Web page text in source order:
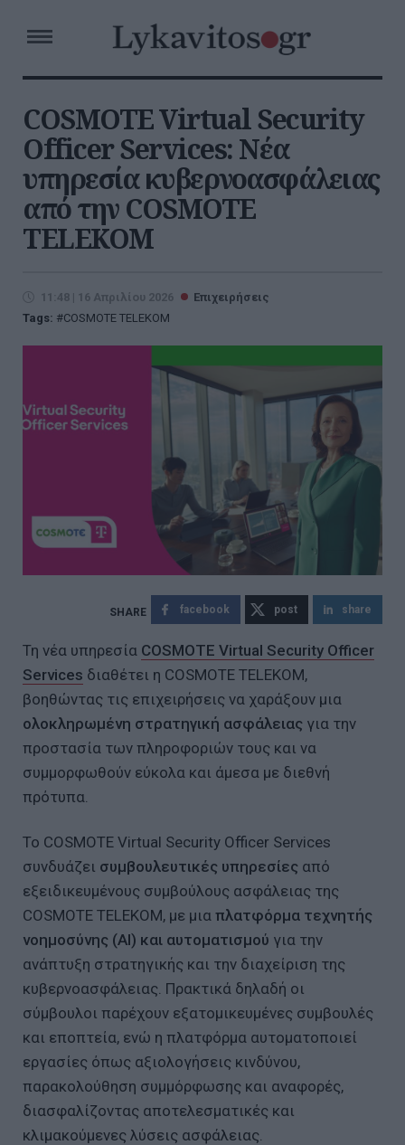
COSMOTE Virtual Security
Officer Services: Νέα
υπηρεσία κυβερνοασφάλειας
από την COSMOTE
TELEKOM
11:48 | 16 Απριλίου 2026
Επιχειρήσεις
Tags:
COSMOTE TELEKOM
facebook post share
Τη νέα υπηρεσία COSMOTE Virtual Security Officer
Services διαθέτει η COSMOTE TELEKOM,
βοηθώντας τις επιχειρήσεις να χαράξουν μια
ολοκληρωμένη στρατηγική ασφάλειας για την
προστασία των πληροφοριών τους και να
συμμορφωθούν εύκολα και άμεσα με διεθνή
πρότυπα.
Το COSMOTE Virtual Security Officer Services
συνδυάζει συμβουλευτικές υπηρεσίες από
εξειδικευμένους συμβούλους ασφάλειας της
COSMOTE TELEKOM, με μια πλατφόρμα τεχνητής
νοημοσύνης (ΑΙ) και αυτοματισμού για την
ανάπτυξη στρατηγικής και την διαχείριση της
κυβερνοασφάλειας. Πρακτικά δηλαδή οι
σύμβουλοι παρέχουν εξατομικευμένες συμβουλές
και εποπτεία, ενώ η πλατφόρμα αυτοματοποιεί
εργασίες όπως αξιολογήσεις κινδύνου,
παρακολούθηση συμμόρφωσης και αναφορές,
διασφαλίζοντας αποτελεσματικές και
κλιμακούμενες λύσεις ασφάλειας.